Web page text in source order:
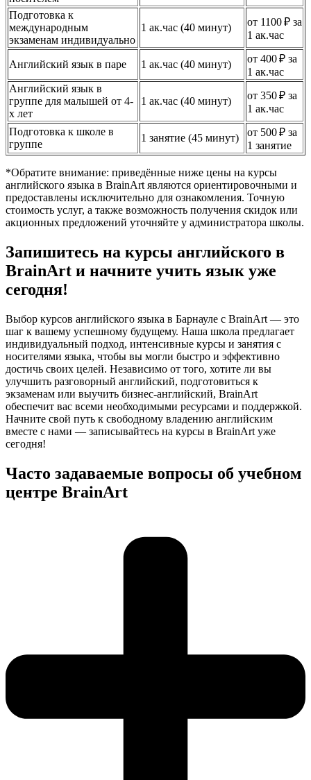
Подготовка к
международным
экзаменам индивидуально
1 ак.час (40 минут)
от 1100 ₽ за
1 ак.час
Английский язык в паре 1 ак.час (40 минут)
от 400 ₽ за
1 ак.час
Английский язык в
группе для малышей от 4-
х лет
1 ак.час (40 минут)
от 350 ₽ за
1 ак.час
Подготовка к школе в
группе
1 занятие (45 минут)
от 500 ₽ за
1 занятие
*Обратите внимание: приведённые ниже цены на курсы
английского языка в BrainArt являются ориентировочными и
предоставлены исключительно для ознакомления. Точную
стоимость услуг, а также возможность получения скидок или
акционных предложений уточняйте у администратора школы.
Запишитесь на курсы английского в
BrainArt и начните учить язык уже
сегодня!
Выбор курсов английского языка в Барнауле с BrainArt — это
шаг к вашему успешному будущему. Наша школа предлагает
индивидуальный подход, интенсивные курсы и занятия с
носителями языка, чтобы вы могли быстро и эффективно
достичь своих целей. Независимо от того, хотите ли вы
улучшить разговорный английский, подготовиться к
экзаменам или выучить бизнес-английский, BrainArt
обеспечит вас всеми необходимыми ресурсами и поддержкой.
Начните свой путь к свободному владению английским
вместе с нами — записывайтесь на курсы в BrainArt уже
сегодня!
Часто задаваемые вопросы об учебном
центре BrainArt